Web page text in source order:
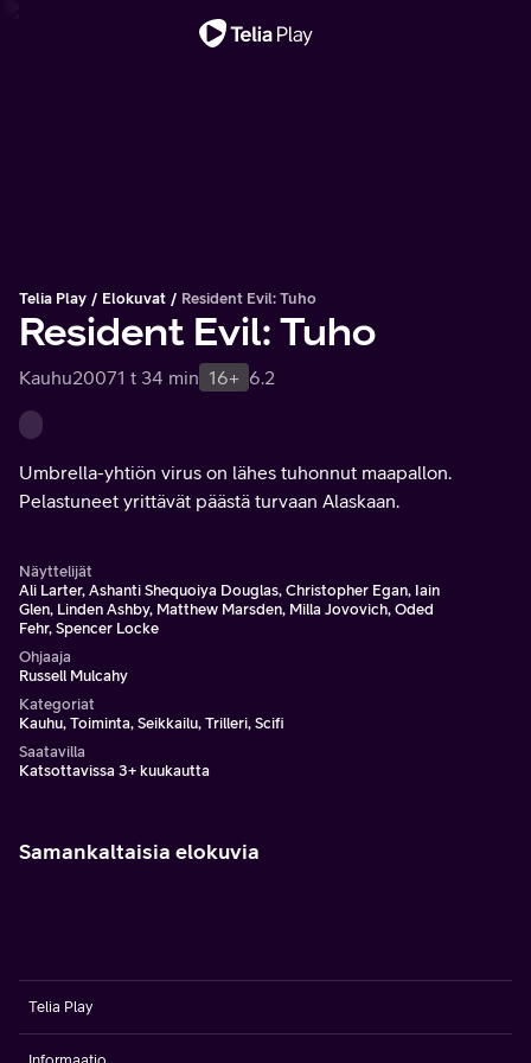
Telia Play Elokuvat Resident Evil: Tuho
Resident Evil: Tuho
Kauhu20071 t 34 min 16+ 6.2
Umbrella-yhtiön virus on lähes tuhonnut maapallon.
Pelastuneet yrittävät päästä turvaan Alaskaan.
Näyttelijät
Ali Larter, Ashanti Shequoiya Douglas, Christopher Egan, Iain
Glen, Linden Ashby, Matthew Marsden, Milla Jovovich, Oded
Fehr, Spencer Locke
Ohjaaja
Russell Mulcahy
Kategoriat
Kauhu, Toiminta, Seikkailu, Trilleri, Scifi
Saatavilla
Katsottavissa 3+ kuukautta
Samankaltaisia elokuvia
Telia Play